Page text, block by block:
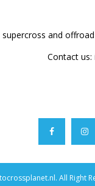
and
Contact us:
All Right